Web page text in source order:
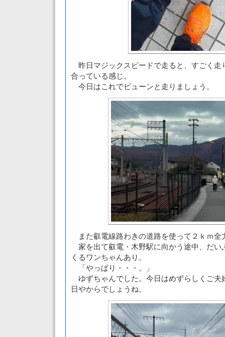
昨日マジックスピードで走ると、すごく走
合っている感じ。
今日はこれでビューンと走りましょう。
また叡電線路わきの道路を使って２ｋｍ全
家を出て叡電・木野駅に向かう途中、だい
くるワンちゃんあり。
「やっぱり・・・。」
ゆずちゃんでした。今日はめずらしくご夫
日やからでしょうね。